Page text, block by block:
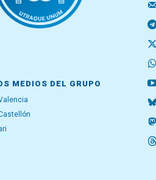
MEDIOS DEL GRUPO